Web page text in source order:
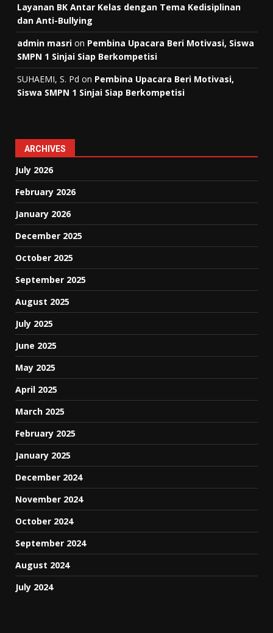
Layanan BK Antar Kelas dengan Tema Kedisiplinan
dan Anti-Bullying
admin masri on Pembina Upacara Beri Motivasi, Siswa
SMPN 1 Sinjai Siap Berkompetisi
SUHAEMI, S. Pd on Pembina Upacara Beri Motivasi,
Siswa SMPN 1 Sinjai Siap Berkompetisi
ARCHIVES
July 2026
February 2026
January 2026
December 2025
October 2025
September 2025
August 2025
July 2025
June 2025
May 2025
April 2025
March 2025
February 2025
January 2025
December 2024
November 2024
October 2024
September 2024
August 2024
July 2024